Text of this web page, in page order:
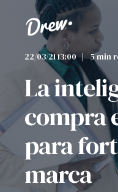
22/03/21 13:00 5 min
La
compra
para
marca